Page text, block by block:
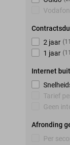
2 jaar (11
1 jaar (11
Internet
Tarief
Geen
Afronding
Per